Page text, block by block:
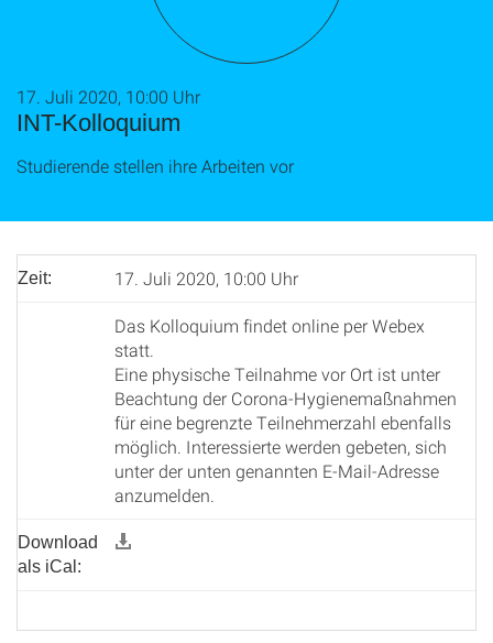
INT-Kolloquium
17. Juli 2020, 10:00 Uhr
Studierende stellen ihre Arbeiten vor
Zeit: 17. Juli 2020, 10:00 Uhr
Das Kolloquium findet online per Webex
statt.
Eine physische Teilnahme vor Ort ist unter
Beachtung der Corona-Hygienemaßnahmen
für eine begrenzte Teilnehmerzahl ebenfalls
möglich. Interessierte werden gebeten, sich
unter der unten genannten E-Mail-Adresse
anzumelden.
Download
als iCal: